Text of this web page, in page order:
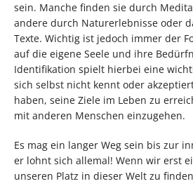
sein. Manche finden sie durch
andere durch Naturerlebnisse oder
Texte. Wichtig ist jedoch immer der
auf die eigene Seele und ihre
Identifikation spielt hierbei eine
sich selbst nicht kennt oder
haben, seine Ziele im Leben zu
mit anderen Menschen einzugehen.
Es mag ein langer Weg sein bis zur
er lohnt sich allemal! Wenn wir erst
unseren Platz in dieser Welt zu